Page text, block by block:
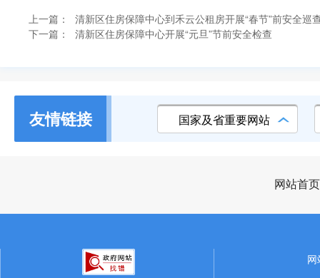
上一篇：
清新区住房保障中心到禾云公租房开展“春节”前安全巡
下一篇：
清新区住房保障中心开展“元旦”节前安全检查
友情链接 国家及省重要网站
网站首页